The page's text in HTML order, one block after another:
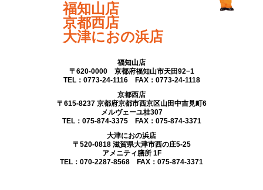
福知山店
京都西店
大津におの浜店
福知山店
〒620-0000 京都府福知山市天田92−1
TEL：0773-24-1116 FAX：0773-24-1118
京都西店
〒615-8237 京都府京都市西京区山田中吉見町6
メルヴェーユ桂307
TEL：075-874-3375 FAX：075-874-3371
大津におの浜店
〒520-0818 滋賀県大津市西の庄5-25
アメニティ膳所 1F
TEL：070-2287-8568 FAX：075-874-3371